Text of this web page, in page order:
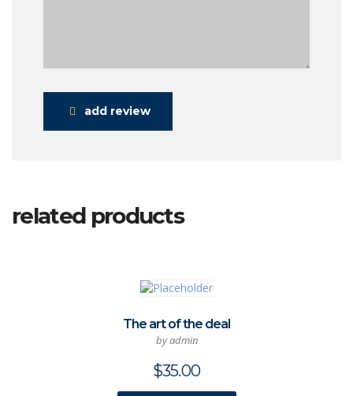
add review
related products
The art of the deal
by admin
$35.00